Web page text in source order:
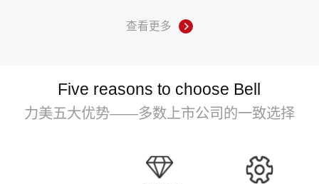
查看更多
Five reasons to choose Bell
力美五大优势——多数上市公司的一致选择